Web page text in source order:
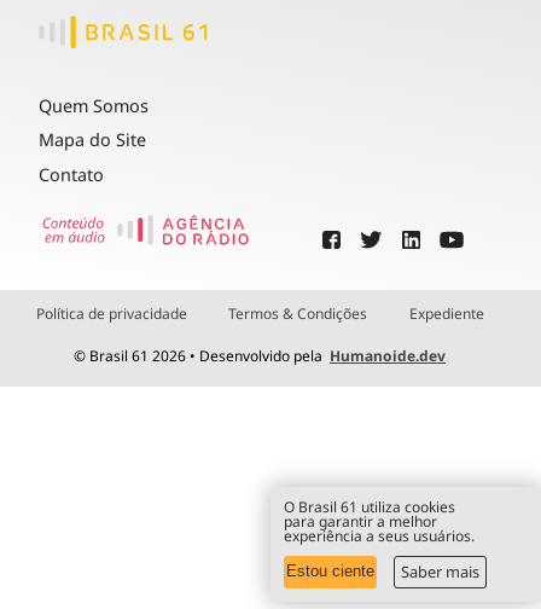
Quem Somos
Mapa do Site
Contato
Política de privacidade Termos & Condições Expediente
© Brasil 61 2026 • Desenvolvido pela Humanoide.dev
O Brasil 61 utiliza cookies
para garantir a melhor
experiência a seus usuários.
Estou ciente Saber mais